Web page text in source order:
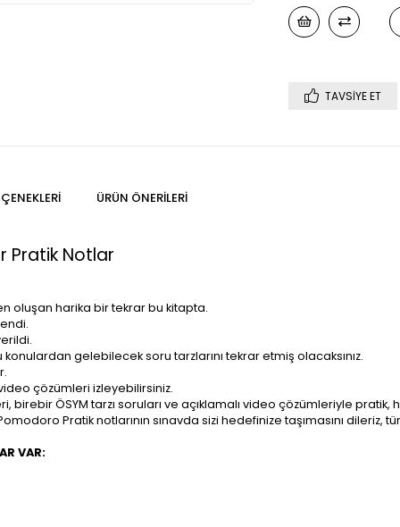
TAVSIYE ET
ÜRÜN ÖNERILERI
Pratik Notlar
oluşan harika bir tekrar bu kitapta.
gelebilecek soru tarzlarını tekrar etmiş olacaksınız.
çözümleri izleyebilirsiniz.
ÖSYM tarzı soruları ve açıklamalı video çözümleriyle pratik,
Pratik notlarının sınavda sizi hedefinize taşımasını dileriz,
VAR: